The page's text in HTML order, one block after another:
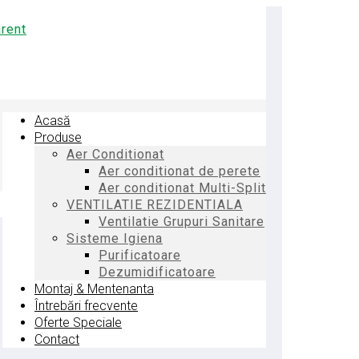
Acasă
Produse
Aer Conditionat
Aer conditionat de perete
Aer conditionat Multi-Split
VENTILATIE REZIDENTIALA
Ventilatie Grupuri Sanitare
Sisteme Igiena
Purificatoare
Dezumidificatoare
Montaj & Mentenanta
Întrebări frecvente
Oferte Speciale
Contact